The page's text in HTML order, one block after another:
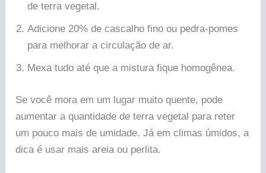
de terra vegetal.
Adicione 20% de cascalho fino ou pedra-pomes
para melhorar a circulação de ar.
Mexa tudo até que a mistura fique homogênea.
Se você mora em um lugar muito quente, pode
aumentar a quantidade de terra vegetal para reter
um pouco mais de umidade. Já em climas úmidos, a
dica é usar mais areia ou perlita.